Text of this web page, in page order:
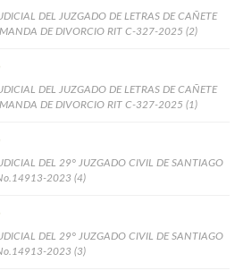
DEL JUZGADO DE LETRAS DE CAÑETE
DE DIVORCIO RIT C-327-2025 (2)
DEL JUZGADO DE LETRAS DE CAÑETE
DE DIVORCIO RIT C-327-2025 (1)
DEL 29° JUZGADO CIVIL DE SANTIAGO
2023 (4)
DEL 29° JUZGADO CIVIL DE SANTIAGO
2023 (3)